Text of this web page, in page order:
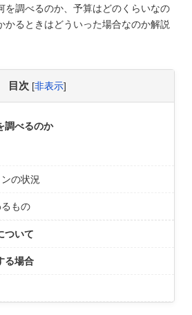
を調べるのか、予算はどのくらいなの
かるときはどういった場合なのか解説
目次 [非表示]
調べるのか
の状況
もの
ついて
る場合